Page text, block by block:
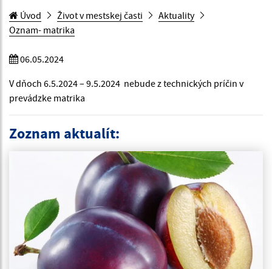
Úvod Život v mestskej časti
Aktuality
Oznam- matrika
06.05.2024
V dňoch 6.5.2024 – 9.5.2024 nebude z technických príčin v
prevádzke matrika
Zoznam aktualít: